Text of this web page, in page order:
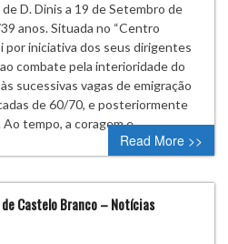
D. Dinis a 19 de Setembro de
anos. Situada no “Centro
por iniciativa dos seus dirigentes
combate pela interioridade do
sucessivas vagas de emigração
de 60/70, e posteriormente
tempo, a coragem e…
Read More >>
Castelo Branco – Notícias